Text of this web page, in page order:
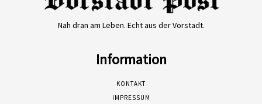
Nah dran am Leben. Echt aus der Vorstadt.
Information
KONTAKT
IMPRESSUM